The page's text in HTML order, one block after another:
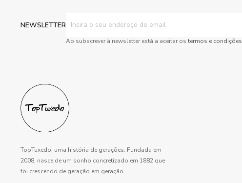
NEWSLETTER
Newsletter:
Ao subscrever à newsletter está a aceitar os termos e condições
TopTuxedo, uma história de gerações. Fundada em
2008, nasce de um sonho concretizado em 1882 que
foi crescendo de geração em geração.